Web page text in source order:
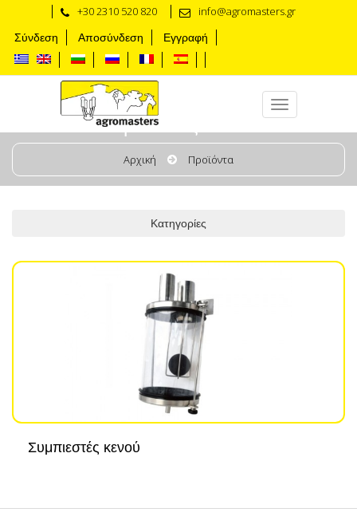
+30 2310 520 820 info@agromasters.gr
Σύνδεση Αποσύνδεση Εγγραφή
Συμπιεστές Κενού
Αρχική Προϊόντα
Κατηγορίες
Συμπιεστές κενού